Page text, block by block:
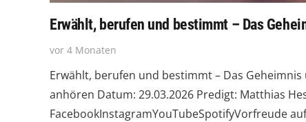
Erwählt, berufen und bestimmt – Das
vor 4 Monaten
Erwählt, berufen und bestimmt – Das
anhören Datum: 29.03.2026 Predigt: Matthias
FacebookInstagramYouTubeSpotifyVorfreude